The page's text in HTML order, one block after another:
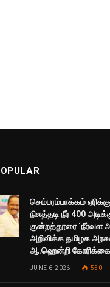
செம்பரம்பாக்கம்
நிலத்தடி நீர் 400
குன்றத்தூரை ‘நீர்வள
அறிவிக்க தமிழக
ஆ.ஹென்றி
JUNE 6, 2026 550